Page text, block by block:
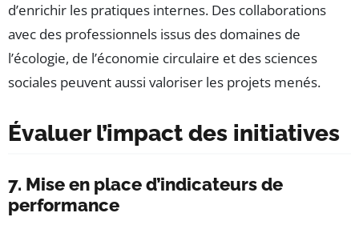
d’enrichir les pratiques internes. Des collaborations
avec des professionnels issus des domaines de
l’écologie, de l’économie circulaire et des sciences
sociales peuvent aussi valoriser les projets menés.
Évaluer l’impact des initiatives
7. Mise en place d’indicateurs de
performance